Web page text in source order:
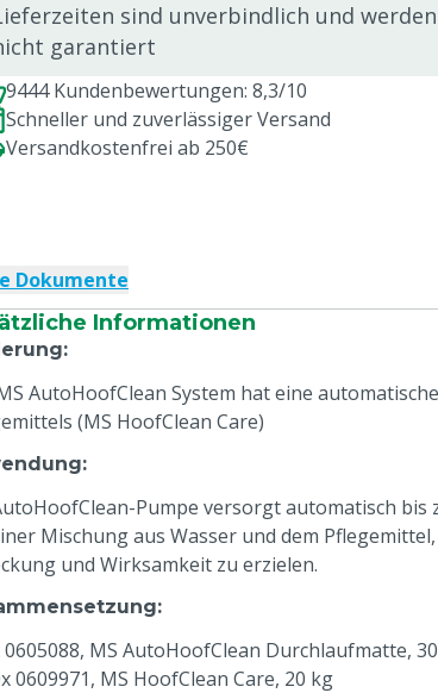
sind unverbindlich und werden
garantiert
9444 Kundenbewertungen: 8,3/10
Schneller und zuverlässiger Versand
Versandkostenfrei ab 250€
Dokumente
Informationen
:
AutoHoofClean System hat eine
(MS HoofClean Care)
:
Pumpe versorgt automatisch bis
Mischung aus Wasser und dem
und Wirksamkeit zu erzielen.
:
0605088, MS AutoHoofClean Durchlaufmatte,
0609971, MS HoofClean Care, 20 kg